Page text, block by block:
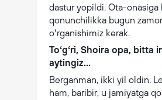
dastur yopildi. Ota-onasiga
qonunchilikka bugun
oʻrganishimiz kerak.
Toʻgʻri, Shoira opa,
aytingiz...
Berganman, ikki yil oldin.
ham, baribir, u jamiyatga